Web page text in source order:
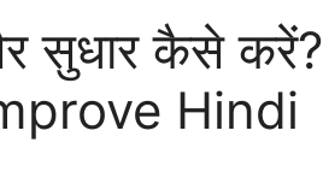
सुधार कैसे करें?
Hindi